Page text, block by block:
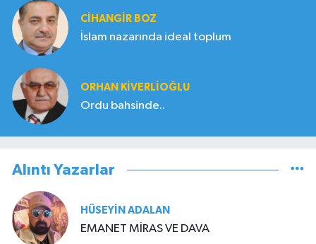
CIHANGIR BOZ
İslam nazarında ideal toplum
ORHAN KIVERLIOĞLU
Ordu bahsinde..
Alıntı Yazarlar
HÜSEYIN ADALAN
EMANET MİRAS VE DAVA